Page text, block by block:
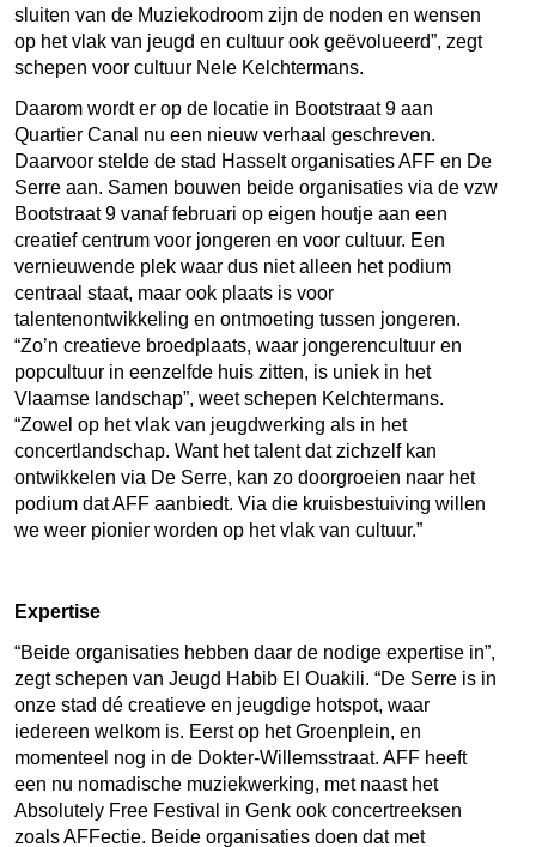
sluiten van de Muziekodroom zijn de noden en wensen
op het vlak van jeugd en cultuur ook geëvolueerd”, zegt
schepen voor cultuur Nele Kelchtermans.
Daarom wordt er op de locatie in Bootstraat 9 aan
Quartier Canal nu een nieuw verhaal geschreven.
Daarvoor stelde de stad Hasselt organisaties AFF en De
Serre aan. Samen bouwen beide organisaties via de vzw
Bootstraat 9 vanaf februari op eigen houtje aan een
creatief centrum voor jongeren en voor cultuur. Een
vernieuwende plek waar dus niet alleen het podium
centraal staat, maar ook plaats is voor
talentenontwikkeling en ontmoeting tussen jongeren.
“Zo’n creatieve broedplaats, waar jongerencultuur en
popcultuur in eenzelfde huis zitten, is uniek in het
Vlaamse landschap”, weet schepen Kelchtermans.
“Zowel op het vlak van jeugdwerking als in het
concertlandschap. Want het talent dat zichzelf kan
ontwikkelen via De Serre, kan zo doorgroeien naar het
podium dat AFF aanbiedt. Via die kruisbestuiving willen
we weer pionier worden op het vlak van cultuur.”
Expertise
“Beide organisaties hebben daar de nodige expertise in”,
zegt schepen van Jeugd Habib El Ouakili. “De Serre is in
onze stad dé creatieve en jeugdige hotspot, waar
iedereen welkom is. Eerst op het Groenplein, en
momenteel nog in de Dokter-Willemsstraat. AFF heeft
een nu nomadische muziekwerking, met naast het
Absolutely Free Festival in Genk ook concertreeksen
zoals AFFectie. Beide organisaties doen dat met